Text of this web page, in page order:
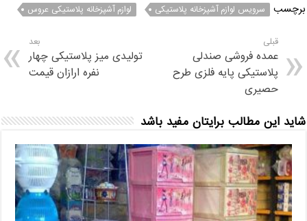
برچسب سرویس لوازم آشپزخانه پلاستیکی لوازم آشپزخانه پلاستیکی عروس
قبلی
عمده فروشی صندلی
پلاستیکی پایه فلزی طرح
حصیری
بعد
تولیدی میز پلاستیکی چهار
نفره ارازان قیمت
شاید این مطالب برایتان مفید باشد